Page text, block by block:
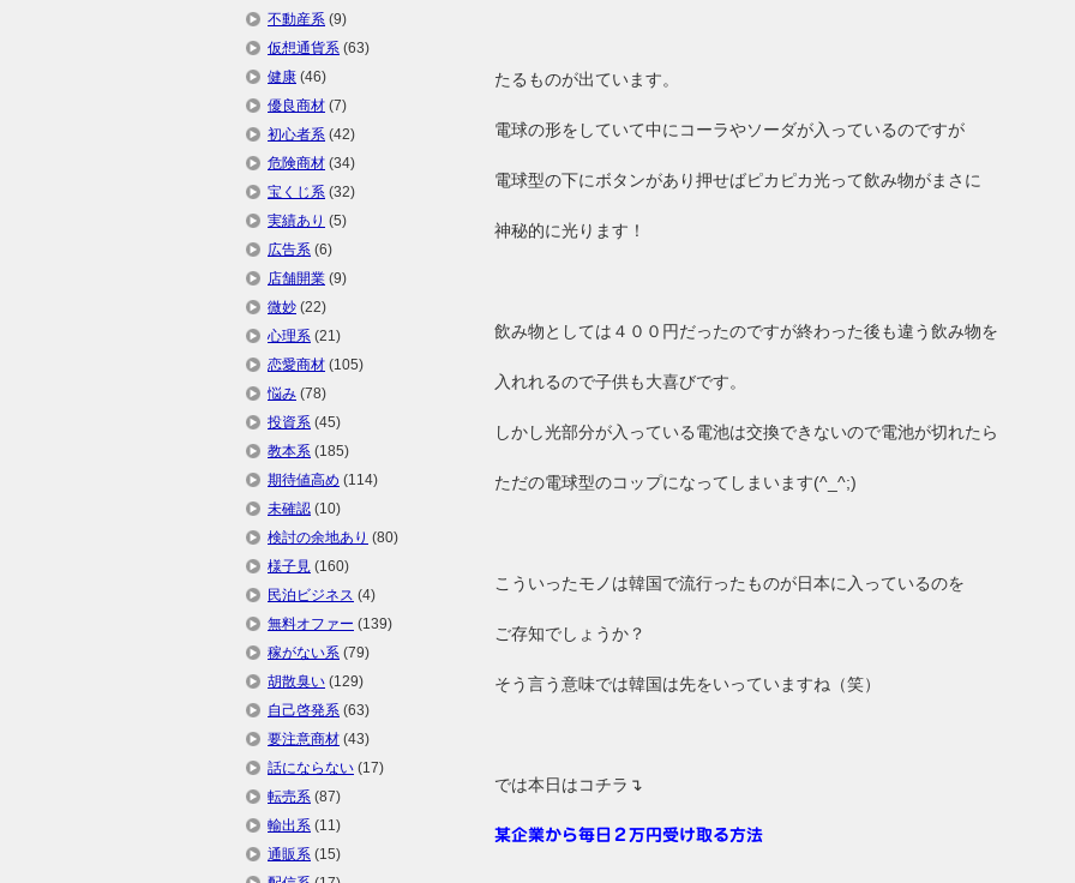
たるものが出ています。
電球の形をしていて中にコーラやソーダが入っているのですが
電球型の下にボタンがあり押せばピカピカ光って飲み物がまさに
神秘的に光ります！
飲み物としては４００円だったのですが終わった後も違う飲み物を
入れれるので子供も大喜びです。
しかし光部分が入っている電池は交換できないので電池が切れたら
ただの電球型のコップになってしまいます(^_^;)
こういったモノは韓国で流行ったものが日本に入っているのを
ご存知でしょうか？
そう言う意味では韓国は先をいっていますね（笑）
では本日はコチラ↴
某企業から毎日２万円受け取る方法
不動産系 (9)
仮想通貨系 (63)
健康 (46)
優良商材 (7)
初心者系 (42)
危険商材 (34)
宝くじ系 (32)
実績あり (5)
広告系 (6)
店舗開業 (9)
微妙 (22)
心理系 (21)
恋愛商材 (105)
悩み (78)
投資系 (45)
教本系 (185)
期待値高め (114)
未確認 (10)
検討の余地あり (80)
様子見 (160)
民泊ビジネス (4)
無料オファー (139)
稼がない系 (79)
胡散臭い (129)
自己啓発系 (63)
要注意商材 (43)
話にならない (17)
転売系 (87)
輸出系 (11)
通販系 (15)